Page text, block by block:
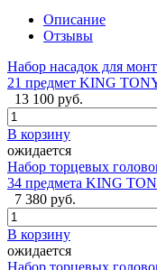
Описание
Отзывы
Набор насадок для
21 предмет KING
13 100 руб.
В корзину
ожидается
Набор торцевых
34 предмета KING
7 380 руб.
В корзину
ожидается
Набор торцевых